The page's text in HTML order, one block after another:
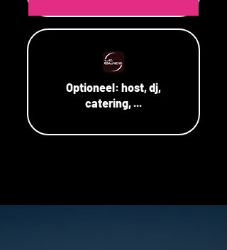
Optioneel: host, dj,
catering, ...